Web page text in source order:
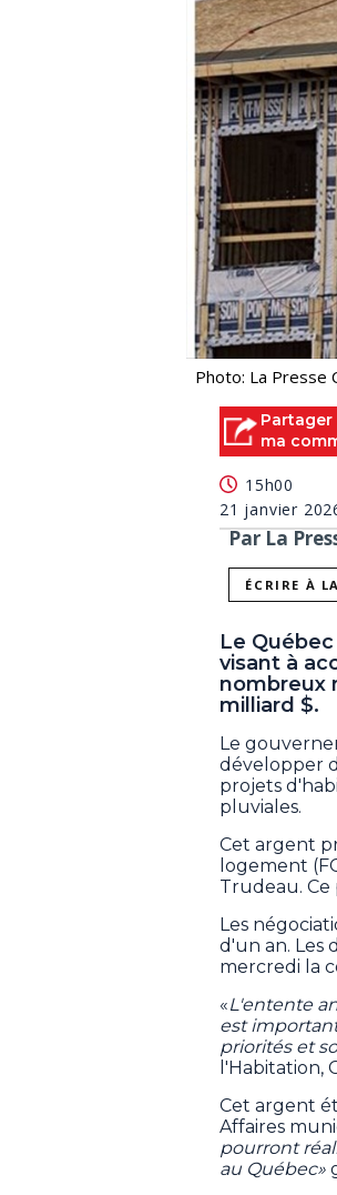
Photo: La Presse
Partager
ma
15h00
21 janvier
Par La
ÉCRIRE À
Le
visant à
nombreux
milliard $.
Le
développer
projets
pluviales.
Cet argent
logement
Trudeau. Ce
Les
d'un an. Les
mercredi la
«L'entente
est
priorités et
l'Habitation,
Cet argent
Affaires
pourront
au Québec»